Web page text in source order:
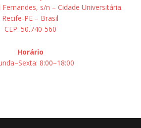
Fernandes, s/n – Cidade Universitária.
Recife-PE – Brasil
CEP: 50.740-560
Horário
8:00–18:00